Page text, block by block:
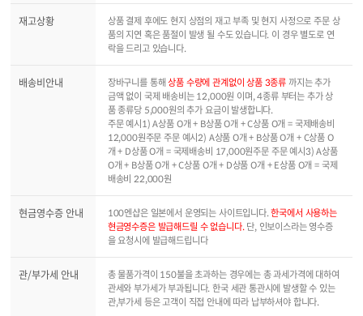
재고상황
상품 결제 후에도 현지 상점의 재고 부족 및 현지 사정으로 주문 상
품의 지연 혹은 품절이 발생 될 수도 있습니다. 이 경우 별도로 연
락을 드리고 있습니다.
배송비안내 장바구니를 통해상품 수량에 관계없이 상품 3종류 까지는 추가
금액 없이 국제 배송비는 12,000원 이며, 4종류 부터는 추가 상
품 종류당 5,000원의 추가 요금이 발생합니다.
주문 예시1) A상품 O개 + B상품 O개 + C상품 O개 = 국제배송비
12,000원주문 주문 예시2) A상품 O개 + B상품 O개 + C상품 O
개 + D상품 O개 = 국제배송비 17,000원주문 주문 예시3) A상품
O개 + B상품 O개 + C상품 O개 + D상품 O개 + E상품 O개 = 국제
배송비 22,000원
현금영수증 안내 100엔샵은 일본에서 운영되는 사이트입니다.한국에서 사용하는
현금영수증은 발급해드릴 수 없습니다.단, 인보이스라는 영수증
을 요청시에 발급해드립니다
관/부가세 안내
총 물품가격이 150불을 초과하는 경우에는 총 과세가격에 대하여
관세와 부가세가 부과됩니다. 한국 세관 통관시에 발생할 수 있는
관,부가세 등은 고객이 직접 안내에 따라 납부하셔야 합니다.